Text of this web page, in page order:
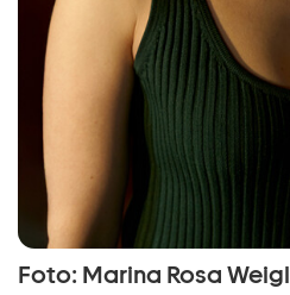
Foto: Marina Rosa Weigl